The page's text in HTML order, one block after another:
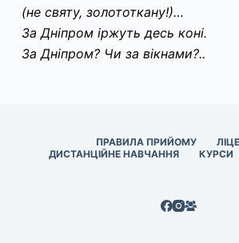
(не святу, золототкану!)…
За Дніпром іржуть десь коні.
За Дніпром? Чи за вікнами?..
ПРАВИЛА ПРИЙОМУ
ДИСТАНЦІЙНЕ НАВЧАННЯ
КУРСИ